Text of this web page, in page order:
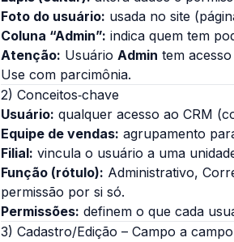
Foto do usuário: usada no site
Coluna “Admin”: indica quem tem
Atenção: Usuário Admin tem
Use com parcimônia.
2) Conceitos‑chave
Usuário: qualquer acesso ao CRM
Equipe de vendas: agrupamento
Filial: vincula o usuário a uma
Função (rótulo): Administrativo,
permissão por si só.
Permissões: definem o que cada
3) Cadastro/Edição – Campo a campo